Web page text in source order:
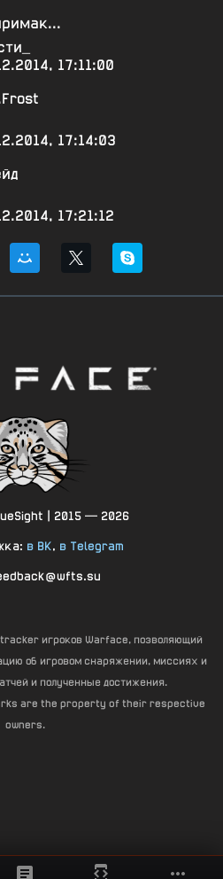
17:11:00
17:14:03
17:21:12
| 2015 — 2026
в ВК, в Telegram
игроков Warface, позволяющий
об игровом снаряжении, миссиях и
и полученные достижения.
are the property of their respective
owners.